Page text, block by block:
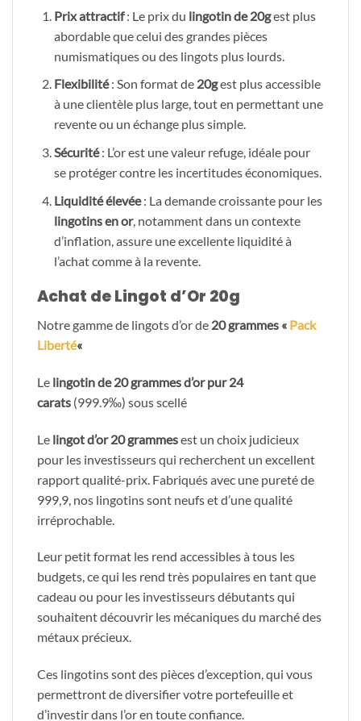
Prix attractif: Le prix du lingotin de 20gest plus
abordable que celui des grandes pièces
numismatiques ou des lingots plus lourds.
Flexibilité: Son format de 20gest plus accessible
à une clientèle plus large, tout en permettant une
revente ou un échange plus simple.
Sécurité: L’or est une valeur refuge, idéale pour
se protéger contre les incertitudes économiques.
Liquidité élevée: La demande croissante pour les
lingotins en or, notamment dans un contexte
d’inflation, assure une excellente liquidité à
l’achat comme à la revente.
Achat de Lingot d’Or 20g
Notre gamme de lingots d’or de 20 grammes « Pack
Liberté«
Le lingotin de 20 grammes d’or pur 24
carats (999.9‰) sous scellé
Le lingot d’or 20 grammesest un choix judicieux
pour les investisseurs qui recherchent un excellent
rapport qualité-prix. Fabriqués avec une pureté de
999,9, nos lingotins sont neufs et d’une qualité
irréprochable.
Leur petit format les rend accessibles à tous les
budgets, ce qui les rend très populaires en tant que
cadeau ou pour les investisseurs débutants qui
souhaitent découvrir les mécaniques du marché des
métaux précieux.
Ces lingotins sont des pièces d’exception, qui vous
permettront de diversifier votre portefeuille et
d’investir dans l’or en toute confiance.